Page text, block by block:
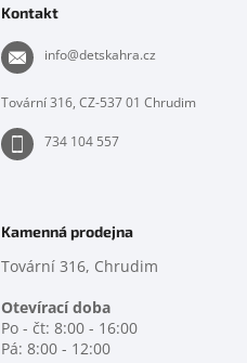
Kontakt
info@detskahra.cz
Tovární 316, CZ-537 01 Chrudim
734 104 557
Kamenná prodejna
Tovární 316, Chrudim
Otevírací doba
Po - čt: 8:00 - 16:00
Pá: 8:00 - 12:00